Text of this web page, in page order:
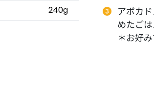
240g
アボカ
めたご
＊お好